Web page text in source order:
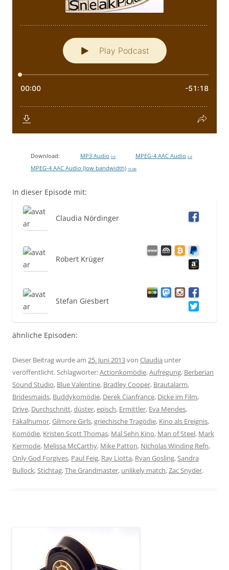
Download: MP3 Audio 0 B MPEG-4 AAC Audio 0 B
MPEG-4 AAC Audio (low bandwidth) 19 MB
In dieser Episode mit:
Claudia Nördinger
Robert Krüger
Stefan Giesbert
ähnliche Episoden:
Dieser Beitrag wurde am 25. Juni 2013von Claudia unter
veröffentlicht. Schlagwörter:Actionkomödie,Aufregung, Berberian
Sound Studio, Blue Valentine, Bradley Cooper, Brautalarm,
Bridesmaids, Buddykomödie, Derek Cianfrance, Dicke im Film,
Drive, Durchschnitt,düster,episch, Ermittler, Eva Mendes,
Fäkalhumor,Gilmore Girls,griechische Tragödie, Kino als Ereignis,
Komödie, Kristen Scott Thomas, Mal Sehn Kino, Man of Steel, Mark
Kermode, Melissa McCarthy, Mike Patton, Nicholas Winding Refn,
Only God Forgives, Paul Feig, Ray Liotta, Ryan Gosling,Sandra
Bullock,Stichtag,The Grandmaster, unlikely match,Zac Snyder.